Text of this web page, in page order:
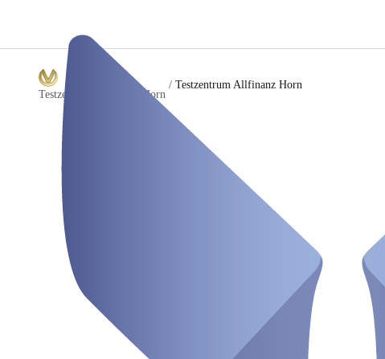
Testzentrum Allfinanz Horn
/ Testzentrum Allfinanz Horn